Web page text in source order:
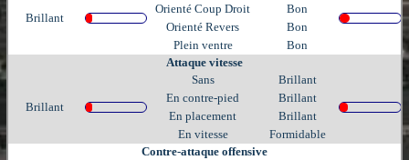
Brillant
Orienté Coup Droit
Bon
Orienté Revers
Bon
Plein ventre
Bon
Attaque vitesse
Brillant
Sans
Brillant
En contre-pied
Brillant
En placement
Brillant
En vitesse
Formidable
Contre-attaque offensive